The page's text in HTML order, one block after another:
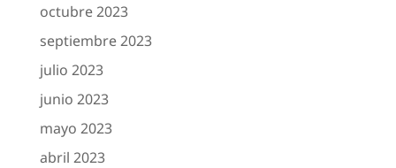
octubre 2023
septiembre 2023
julio 2023
junio 2023
mayo 2023
abril 2023